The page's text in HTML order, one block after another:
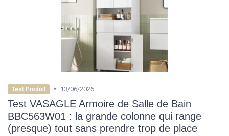
Test Produit • 13/06/2026
Test VASAGLE Armoire de Salle de Bain
BBC563W01 : la grande colonne qui range
(presque) tout sans prendre trop de place